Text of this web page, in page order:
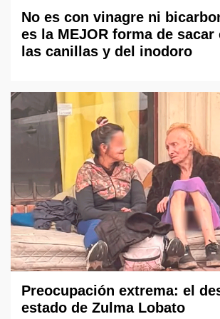
No es con vinagre ni
es la MEJOR forma de sacar
las canillas y del inodoro
Preocupación extrema: el
estado de Zulma Lobato